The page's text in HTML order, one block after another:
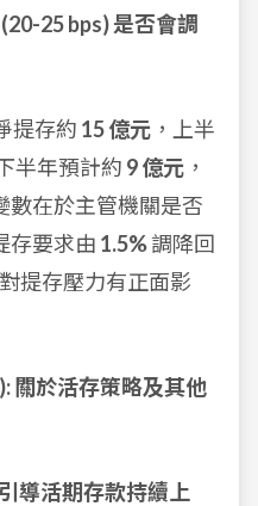
25 bps) 是否會調
提存約 15 億元 ，上半
半年預計約 9 億元 ，
數在於主管機關是否
存要求由 1.5%調降回
提存壓力有正面影
關於活存策略及其他
導活期存款持續上